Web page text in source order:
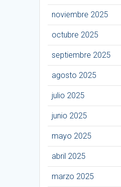
noviembre 2025
octubre 2025
septiembre 2025
agosto 2025
julio 2025
junio 2025
mayo 2025
abril 2025
marzo 2025